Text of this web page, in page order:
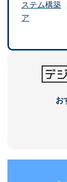
ステム構築
ア
お